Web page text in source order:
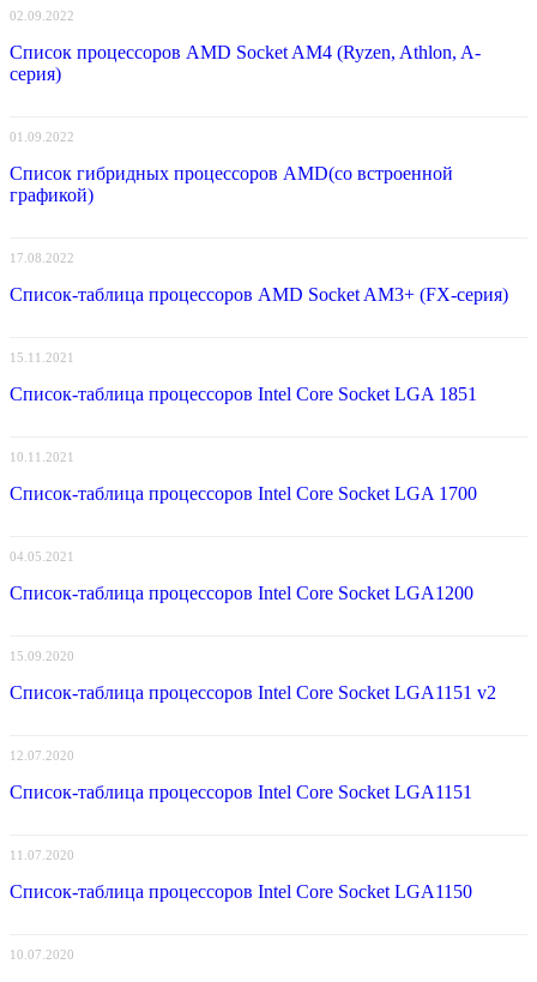
02.09.2022
Список процессоров AMD Socket AM4 (Ryzen, Athlon, A-
серия)
01.09.2022
Список гибридных процессоров AMD(со встроенной
графикой)
17.08.2022
Список-таблица процессоров AMD Socket AM3+ (FX-серия)
15.11.2021
Список-таблица процессоров Intel Core Socket LGA 1851
10.11.2021
Список-таблица процессоров Intel Core Socket LGA 1700
04.05.2021
Список-таблица процессоров Intel Core Socket LGA1200
15.09.2020
Список-таблица процессоров Intel Core Socket LGA1151 v2
12.07.2020
Список-таблица процессоров Intel Core Socket LGA1151
11.07.2020
Список-таблица процессоров Intel Core Socket LGA1150
10.07.2020